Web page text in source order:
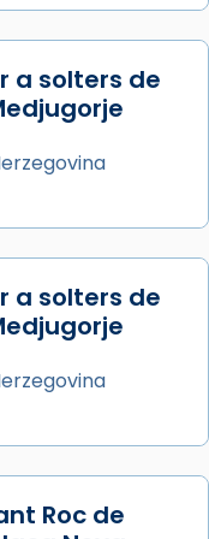
tingut lloc la
al
apostòlica
i als
Barcelona.
de Barcelona,
a solters de
a solters de
Roc de